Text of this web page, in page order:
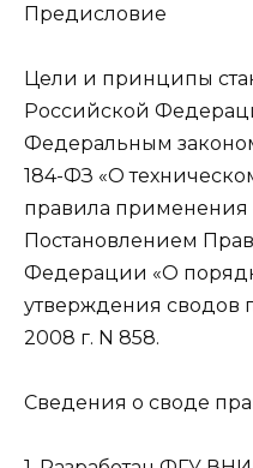
Предисловие
Цели и принципы
Российской
Федеральным
184-ФЗ «О
правила
Постановлением
Федерации «О
утверждения сводов
2008 г. N 858.
Сведения о своде